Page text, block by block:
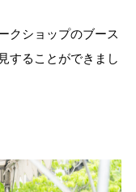
クショップのブース
することができまし